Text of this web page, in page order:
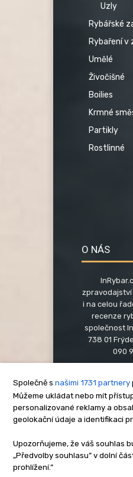
Uzly
Rybářské
Rybaření v
Umělé
Živočišné
Boilies
Krmné
Partikly
Rostlinné
O NÁS
zpravodajství
i na celou
recenze
společnost
738 01
090
Společně s našimi 1731 partnery
Můžeme ukládat nebo mít
personalizované reklamy a
geolokační údaje a identifikaci
Upozorňujeme, že váš souhlas
„Předvolby souhlasu” v dolní
prohlížení.”